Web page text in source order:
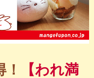
【われ満